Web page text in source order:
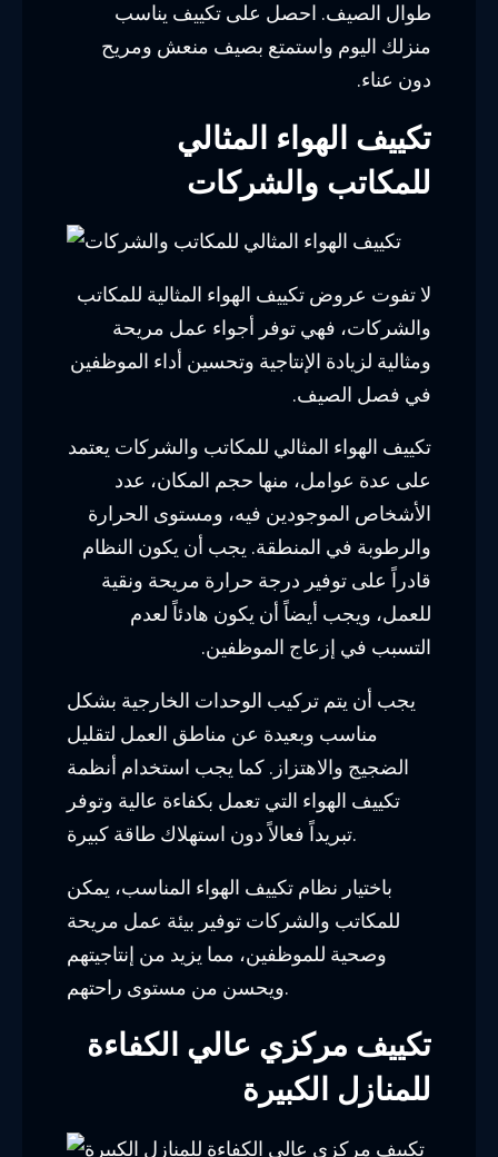
طوال الصيف. احصل على تكييف يناسب
منزلك اليوم واستمتع بصيف منعش ومريح
دون عناء.
تكييف الهواء المثالي
للمكاتب والشركات
لا تفوت عروض تكييف الهواء المثالية للمكاتب
والشركات، فهي توفر أجواء عمل مريحة
ومثالية لزيادة الإنتاجية وتحسين أداء الموظفين
في فصل الصيف.
تكييف الهواء المثالي للمكاتب والشركات يعتمد
على عدة عوامل، منها حجم المكان، عدد
الأشخاص الموجودين فيه، ومستوى الحرارة
والرطوبة في المنطقة. يجب أن يكون النظام
قادراً على توفير درجة حرارة مريحة ونقية
للعمل، ويجب أيضاً أن يكون هادئاً لعدم
التسبب في إزعاج الموظفين.
يجب أن يتم تركيب الوحدات الخارجية بشكل
مناسب وبعيدة عن مناطق العمل لتقليل
الضجيج والاهتزاز. كما يجب استخدام أنظمة
تكييف الهواء التي تعمل بكفاءة عالية وتوفر
تبريداً فعالاً دون استهلاك طاقة كبيرة.
باختيار نظام تكييف الهواء المناسب، يمكن
للمكاتب والشركات توفير بيئة عمل مريحة
وصحية للموظفين، مما يزيد من إنتاجيتهم
ويحسن من مستوى راحتهم.
تكييف مركزي عالي الكفاءة
للمنازل الكبيرة